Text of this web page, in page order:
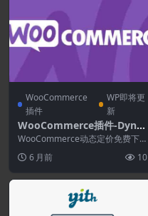
WooCommerce
插件
WP即将更
新
WooCommerce插件-Dyna
mic Pricing for WooCom
merce 3.4.12
WooCommerce动态定价免费下
金额的表格，为...
6 月前 10